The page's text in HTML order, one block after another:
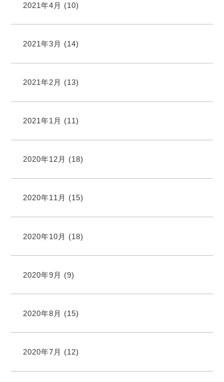
2021年4月 (10)
2021年3月 (14)
2021年2月 (13)
2021年1月 (11)
2020年12月 (18)
2020年11月 (15)
2020年10月 (18)
2020年9月 (9)
2020年8月 (15)
2020年7月 (12)